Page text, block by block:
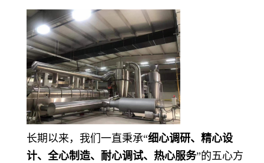
长期以来，我们一直秉承“细心调研、精心设
计、全心制造、耐心调试、热心服务”的五心方